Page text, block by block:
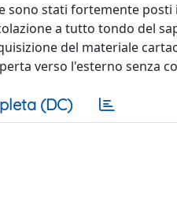
stati fortemente posti
a tutto tondo del
del materiale
verso l'esterno senza
(DC)